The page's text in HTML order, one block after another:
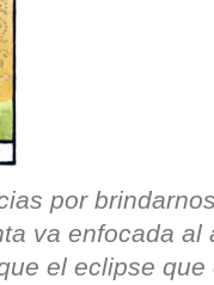
por
va enfocada al
el eclipse